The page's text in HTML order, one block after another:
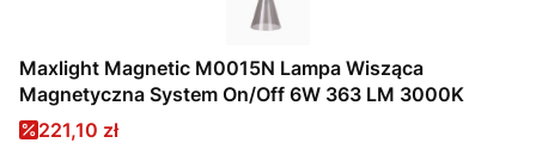
Maxlight Magnetic M0015N Lampa Wisząca
Magnetyczna System On/Off 6W 363 LM 3000K
Cena promocyjna
221,10 zł